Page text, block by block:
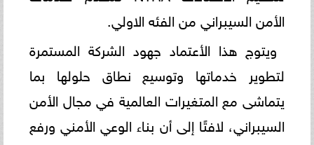
الأمن السيبراني من الفئه الاولي.
ويتوج هذا الأعتماد جهود الشركة المستمرة
لتطوير خدماتها وتوسيع نطاق حلولها بما
يتماشى مع المتغيرات العالمية في مجال الأمن
السيبراني، لافتًا إلى أن بناء الوعي الأمني ورفع